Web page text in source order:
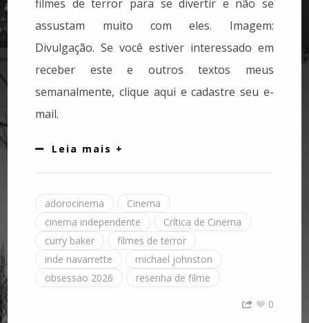
filmes de terror para se divertir e não se
assustam muito com eles. Imagem:
Divulgação. Se você estiver interessado em
receber este e outros textos meus
semanalmente, clique aqui e cadastre seu e-
mail.
Leia mais +
adorocinema
Cinema
cinema independente
Crítica de Cinema
curry baker
filmes de terror
inde navarrette
michael johnston
obsessao 2026
resenha de filme
0